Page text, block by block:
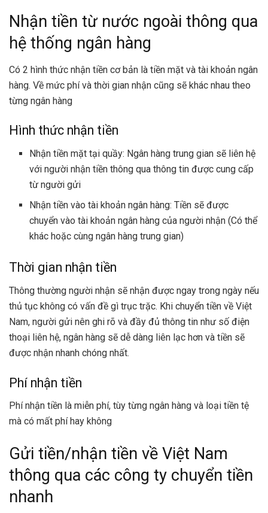
Nhận tiền từ nước ngoài thông qua
hệ thống ngân hàng
Có 2 hình thức nhận tiền cơ bản là tiền mặt và tài khoản ngân
hàng. Về mức phí và thời gian nhận cũng sẽ khác nhau theo
từng ngân hàng
Hình thức nhận tiền
Nhận tiền mặt tại quầy: Ngân hàng trung gian sẽ liên hệ
với người nhận tiền thông qua thông tin được cung cấp
từ người gửi
Nhận tiền vào tài khoản ngân hàng: Tiền sẽ được
chuyển vào tài khoản ngân hàng của người nhận (Có thể
khác hoặc cùng ngân hàng trung gian)
Thời gian nhận tiền
Thông thường người nhận sẽ nhận được ngay trong ngày nếu
thủ tục không có vấn đề gì trục trặc. Khi chuyển tiền về Việt
Nam, người gửi nên ghi rõ và đầy đủ thông tin như số điện
thoại liên hệ, ngân hàng sẽ dễ dàng liên lạc hơn và tiền sẽ
được nhận nhanh chóng nhất.
Phí nhận tiền
Phí nhận tiền là miễn phí, tùy từng ngân hàng và loại tiền tệ
mà có mất phí hay không
Gửi tiền/nhận tiền về Việt Nam
thông qua các công ty chuyển tiền
nhanh